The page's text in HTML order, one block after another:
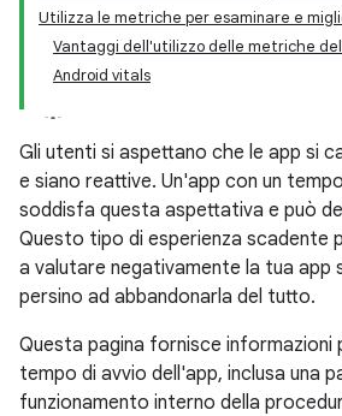
Utilizza le metriche per esaminare e
Vantaggi dell'utilizzo delle metriche
Android vitals
Gli utenti si aspettano che le app si
e siano reattive. Un'app con un
soddisfa questa aspettativa e può
Questo tipo di esperienza scadente
a valutare negativamente la tua app
persino ad abbandonarla del tutto.
Questa pagina fornisce informazioni
tempo di avvio dell'app, inclusa una
funzionamento interno della